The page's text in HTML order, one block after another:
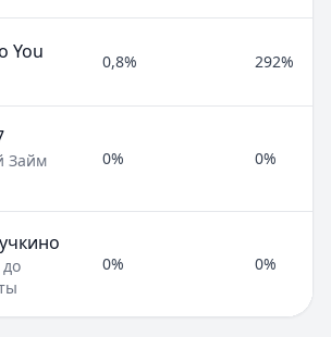
You 0,8% 292%
Займ
0% 0%
0% 0%